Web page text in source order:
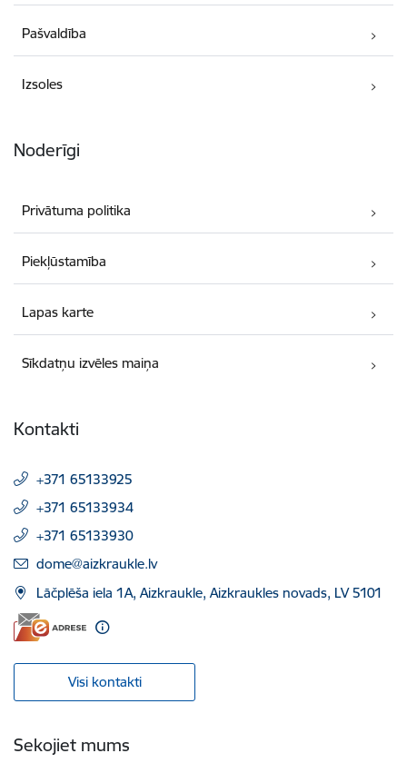
Pašvaldība
Izsoles
Noderīgi
Privātuma politika
Piekļūstamība
Lapas karte
Sīkdatņu izvēles maiņa
Kontakti
+371 65133925
+371 65133934
+371 65133930
E-pasts:
dome@aizkraukle.lv
Lāčplēša iela 1A, Aizkraukle, Aizkraukles novads, LV 5101
Visi kontakti
Sekojiet mums